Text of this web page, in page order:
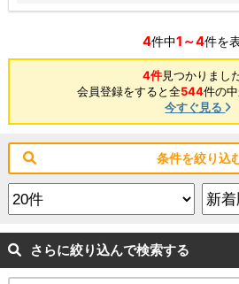
4件中1～4件を
4件見つかりまし
会員登録をすると全544件の
今すぐ見る
条件を絞り込
さらに絞り込んで検索する